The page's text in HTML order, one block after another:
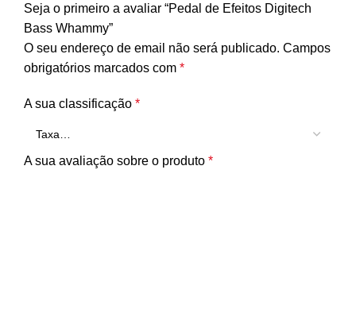
Seja o primeiro a avaliar “Pedal de Efeitos Digitech
Bass Whammy”
O seu endereço de email não será publicado. Campos
obrigatórios marcados com *
A sua classificação *
A sua avaliação sobre o produto *